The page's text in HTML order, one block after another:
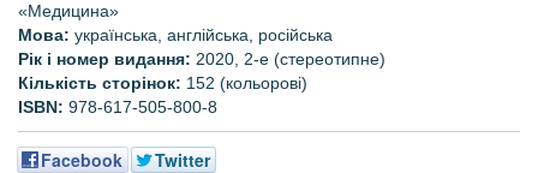
«Медицина»
Мова: українська, англійська, російська
Рік і номер видання: 2020, 2-е (стереотипне)
Кількість сторінок: 152 (кольорові)
ISBN: 978-617-505-800-8
Facebook Twitter